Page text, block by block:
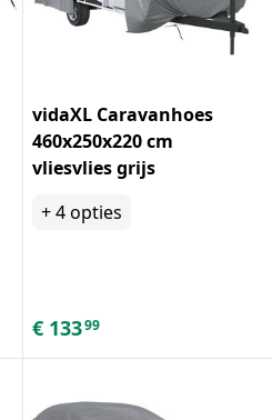
vidaXL Caravanhoes
460x250x220 cm
vliesvlies grijs
+4opties
€ 13399